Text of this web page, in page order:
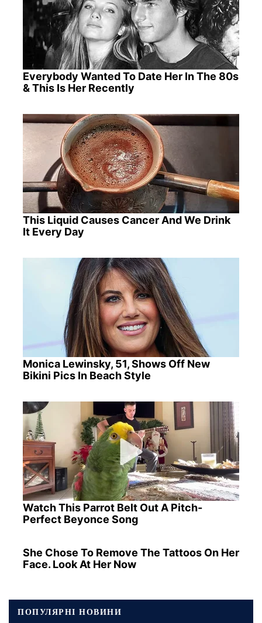
Everybody Wanted To Date Her In The 80s
& This Is Her Recently
This Liquid Causes Cancer And We Drink
It Every Day
Monica Lewinsky, 51, Shows Off New
Bikini Pics In Beach Style
Watch This Parrot Belt Out A Pitch-
Perfect Beyonce Song
She Chose To Remove The Tattoos On Her
Face. Look At Her Now
ПОПУЛЯРНІ НОВИНИ